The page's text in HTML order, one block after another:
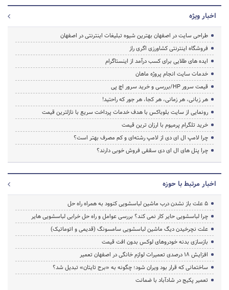
اخبار ویژه
طراحی سایت در اصفهان بهترین شیوه تبلیغات اینترنتی در اصفهان
فروشگاه اینترنتی کشاورزی اگری راز
ایده های طلایی برای کسب درآمد از اینستاگرام
خدمات سایت انجام پروژه ماهان
قیمت سرور HP/بررسی و خرید سرور اچ پی
هر زبانی، هر زمانی، هر کجا، هر جور که راحتید!
رونمایی از سایت بلوباکس با هدف خدمات پرداخت سریع با نازلترین قیمت
خرید تلگرام پرمیوم با ارزان ترین قیمت
چرا لامپ ال ای دی از لامپ رشته‌ای و کم مصرف بهتر است؟
چرا پنل های ال ای دی سقفی فروش خوبی دارند؟
اخبار مرتبط با حوزه
5 علت باز نشدن درب ماشین لباسشویی کنوود به همراه راه حل
چرا لباسشویی حایر کار نمی کند؟ بررسی عوامل و راه حل خرابی لباسشویی هایر
علت نچرخیدن دیگ ماشین لباسشویی سامسونگ (قدیمی و اتوماتیک)
بازسازی بدنه خودروهای لوکس بدون افت قیمت
افزایش ۱۸ درصدی تعمیرات لوازم خانگی در اصفهان تعمیر
ساختمانی که قرار بود ویران شود؛ چگونه به «برج تایتان» تبدیل شد؟
تعمیر پکیج در شادآباد با ضمانت